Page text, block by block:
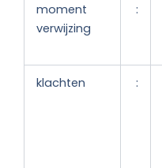
moment
verwijzing
:
klachten :